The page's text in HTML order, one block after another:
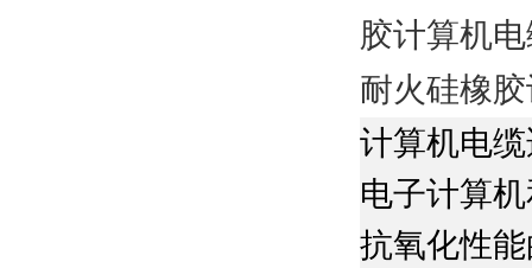
胶计算机
耐火硅橡
计算机电
电子计算
抗氧化性